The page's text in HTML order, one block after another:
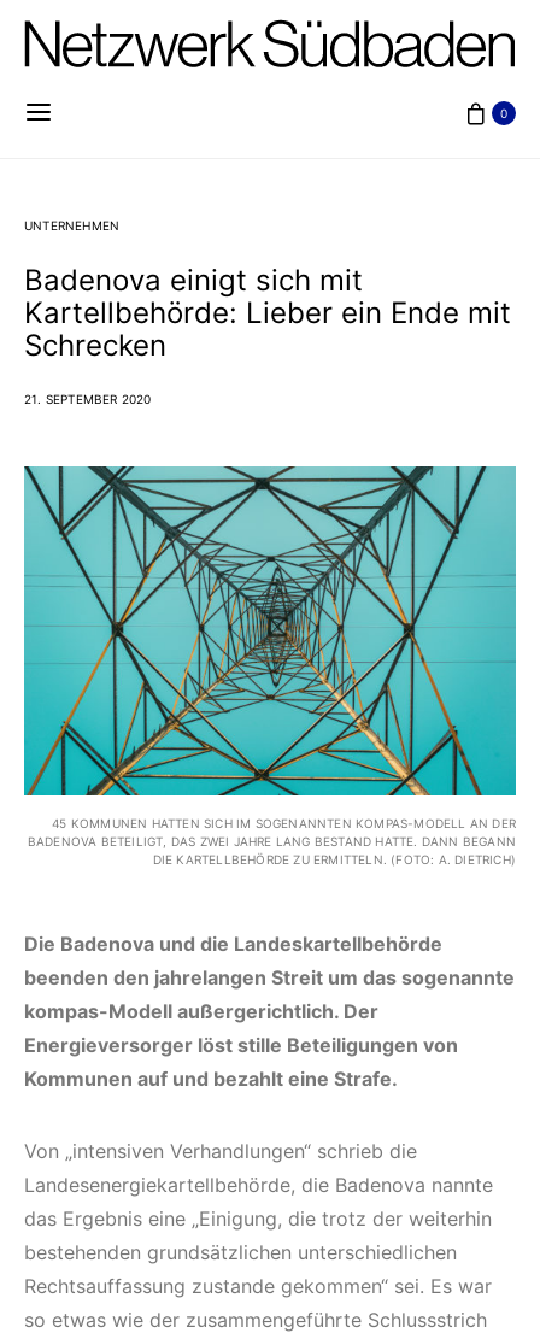
0
UNTERNEHMEN
Badenova einigt sich mit
Kartellbehörde: Lieber ein Ende mit
Schrecken
21. SEPTEMBER 2020
45 KOMMUNEN HATTEN SICH IM SOGENANNTEN KOMPAS-MODELL AN DER
BADENOVA BETEILIGT, DAS ZWEI JAHRE LANG BESTAND HATTE. DANN BEGANN
DIE KARTELLBEHÖRDE ZU ERMITTELN. (FOTO: A. DIETRICH)
Die Badenova und die Landeskartellbehörde
beenden den jahrelangen Streit um das sogenannte
kompas-Modell außergerichtlich. Der
Energieversorger löst stille Beteiligungen von
Kommunen auf und bezahlt eine Strafe.
Von „intensiven Verhandlungen“ schrieb die
Landesenergiekartellbehörde, die Badenova nannte
das Ergebnis eine „Einigung, die trotz der weiterhin
bestehenden grundsätzlichen unterschiedlichen
Rechtsauffassung zustande gekommen“ sei. Es war
so etwas wie der zusammengeführte Schlussstrich